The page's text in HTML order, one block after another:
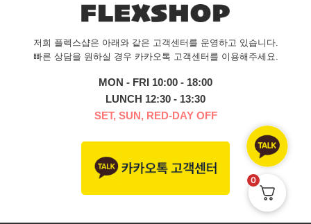
저희 플렉스샵은 아래와 같은 고객센터를 운영하고 있습니다.
빠른 상담을 원하실 경우 카카오톡 고객센터를 이용해주세요.
MON - FRI 10:00 - 18:00
LUNCH 12:30 - 13:30
SET, SUN, RED-DAY OFF
0